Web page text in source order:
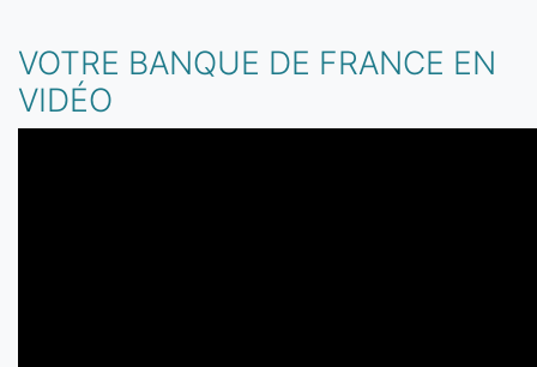
VOTRE BANQUE DE FRANCE EN
VIDÉO